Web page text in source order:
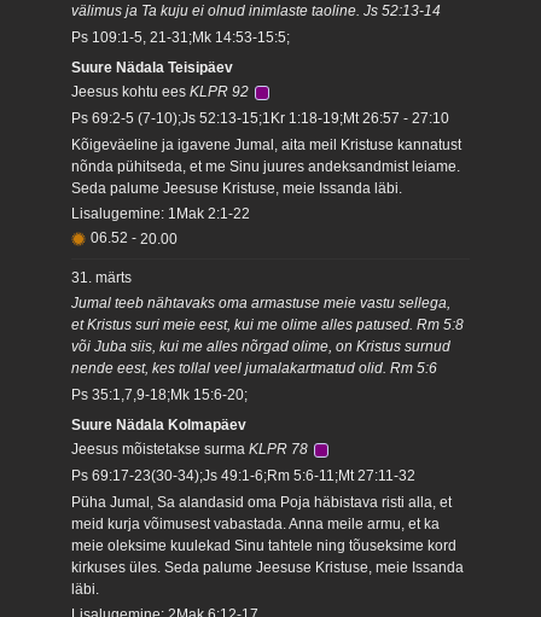
välimus ja Ta kuju ei olnud inimlaste taoline. Js 52:13-14
Ps 109:1-5, 21-31;Mk 14:53-15:5;
Suure Nädala Teisipäev
Jeesus kohtu ees KLPR 92
Ps 69:2-5 (7-10);Js 52:13-15;1Kr 1:18-19;Mt 26:57 - 27:10
Kõigeväeline ja igavene Jumal, aita meil Kristuse kannatust
nõnda pühitseda, et me Sinu juures andeksandmist leiame.
Seda palume Jeesuse Kristuse, meie Issanda läbi.
Lisalugemine: 1Mak 2:1-22
06.52 - 20.00
31. märts
Jumal teeb nähtavaks oma armastuse meie vastu sellega,
et Kristus suri meie eest, kui me olime alles patused. Rm 5:8
või Juba siis, kui me alles nõrgad olime, on Kristus surnud
nende eest, kes tollal veel jumalakartmatud olid. Rm 5:6
Ps 35:1,7,9-18;Mk 15:6-20;
Suure Nädala Kolmapäev
Jeesus mõistetakse surma KLPR 78
Ps 69:17-23(30-34);Js 49:1-6;Rm 5:6-11;Mt 27:11-32
Püha Jumal, Sa alandasid oma Poja häbistava risti alla, et
meid kurja võimusest vabastada. Anna meile armu, et ka
meie oleksime kuulekad Sinu tahtele ning tõuseksime kord
kirkuses üles. Seda palume Jeesuse Kristuse, meie Issanda
läbi.